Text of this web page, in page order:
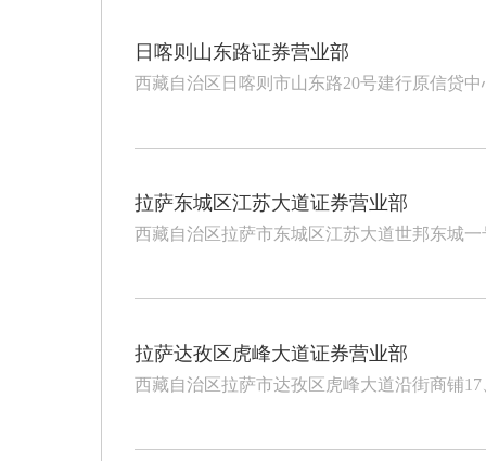
日喀则山东路证券营业部
西藏自治区日喀则市山东路20号建行原信贷中
拉萨东城区江苏大道证券营业部
西藏自治区拉萨市东城区江苏大道世邦东城
拉萨达孜区虎峰大道证券营业部
西藏自治区拉萨市达孜区虎峰大道沿街商铺17